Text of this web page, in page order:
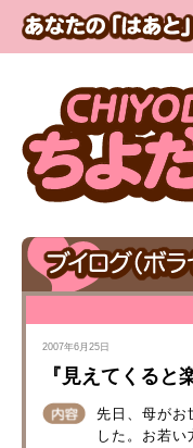
2007年6月25日
『見えてくる
先日、母がお
した。お若